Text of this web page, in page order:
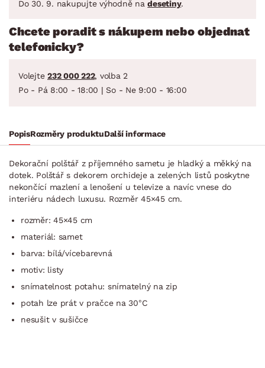
Do 30. 9. nakupujte výhodně nadesetiny.
Chcete poradit s nákupem nebo objednat
telefonicky?
Volejte 232 000 222, volba 2
Po - Pá 8:00 - 18:00 | So - Ne 9:00 - 16:00
PopisRozměry produktuDalší informace
Dekorační polštář z příjemného sametu je hladký a měkký na
dotek. Polštář s dekorem orchideje a zelených listů poskytne
nekončící mazlení a lenošení u televize a navíc vnese do
interiéru nádech luxusu. Rozměr 45×45 cm.
rozměr: 45×45 cm
materiál: samet
barva: bílá/vícebarevná
motiv: listy
snímatelnost potahu: snímatelný na zip
potah lze prát v pračce na 30°C
nesušit v sušičce